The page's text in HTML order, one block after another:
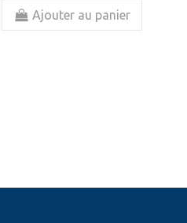
Ajouter au panier